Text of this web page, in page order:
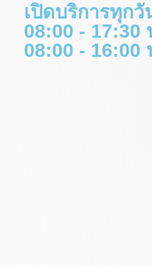
เปิดบริการทุก
08:00 - 17:30
08:00 - 16:00